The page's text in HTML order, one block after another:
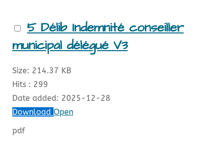
5 Délib Indemnité conseiller
municipal délégué V3
Size: 214.37 KB
Hits : 299
Date added: 2025-12-28
Download Open
pdf